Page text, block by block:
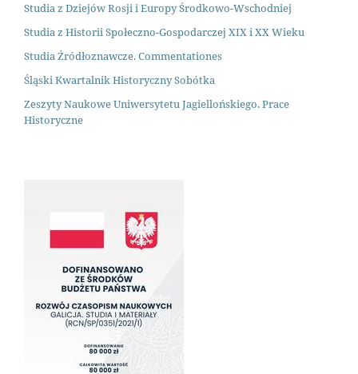
Studia z Dziejów Rosji i Europy Środkowo-Wschodniej
Studia z Historii Społeczno-Gospodarczej XIX i XX Wieku
Studia Źródłoznawcze. Commentationes
Śląski Kwartalnik Historyczny Sobótka
Zeszyty Naukowe Uniwersytetu Jagiellońskiego. Prace
Historyczne